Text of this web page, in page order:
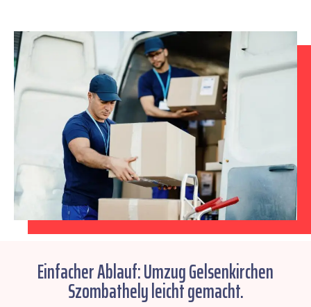
Einfacher Ablauf: Umzug Gelsenkirchen
Szombathely leicht gemacht.